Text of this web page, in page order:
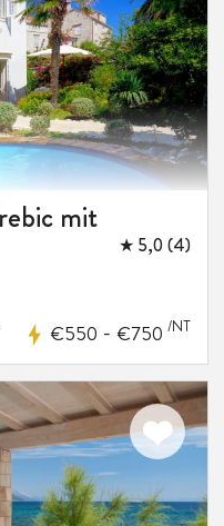
mit
★ 5,0 (4)
€550 - €750 /NT